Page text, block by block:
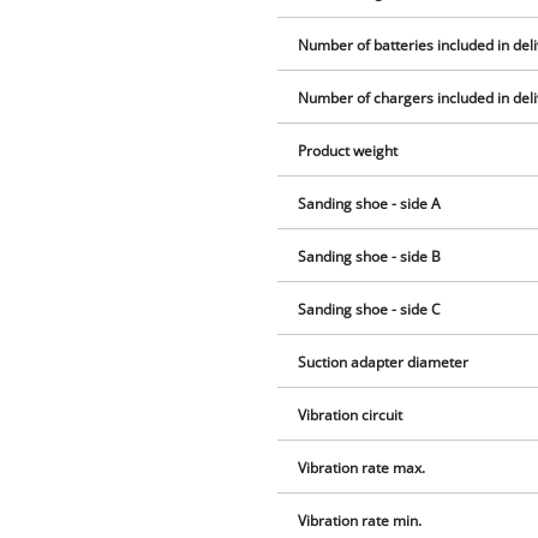
Number of batteries included in
Number of chargers included in
Product weight
Sanding shoe - side A
Sanding shoe - side B
Sanding shoe - side C
Suction adapter diameter
Vibration circuit
Vibration rate max.
Vibration rate min.